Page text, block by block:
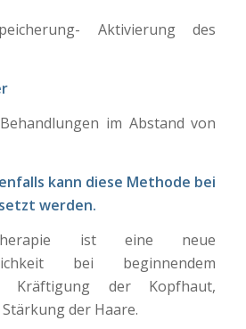
Aktivierung des
im Abstand von
kann diese Methode bei
werden.
ist eine neue
bei beginnendem
Kräftigung der Kopfhaut,
der Haare.